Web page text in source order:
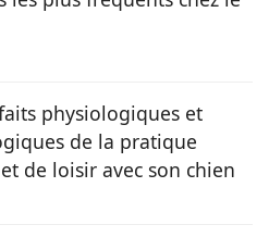
physiologiques et
de la pratique
de loisir avec son chien